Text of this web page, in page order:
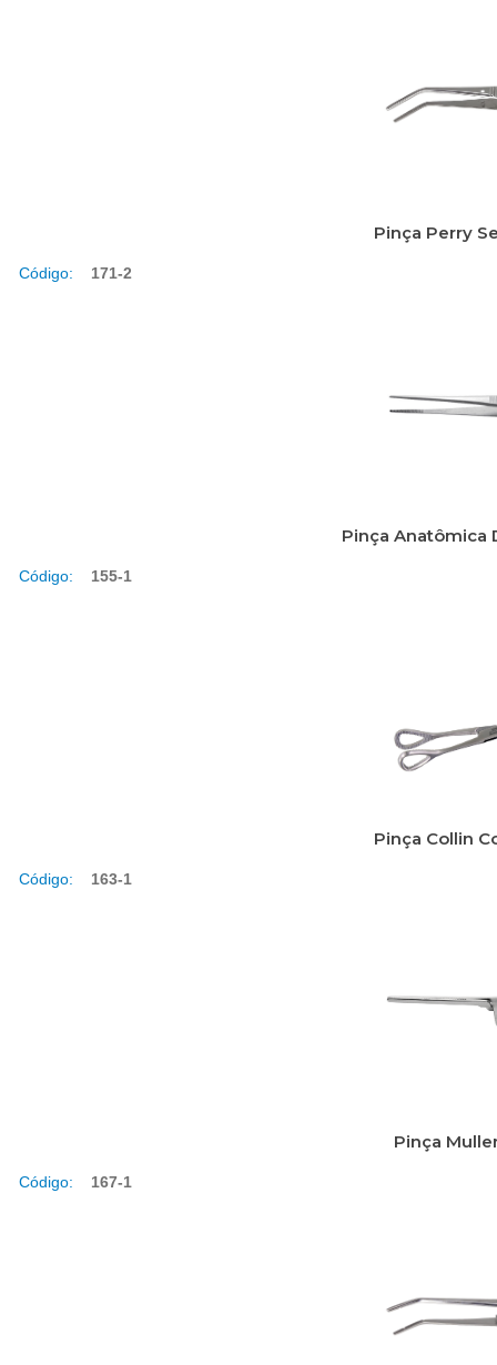
Pinça Perry
Código: 171-2
Pinça Anatômica
Código: 155-1
Pinça Collin
Código: 163-1
Pinça
Código: 167-1